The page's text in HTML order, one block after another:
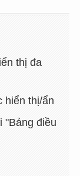
thị đa
hiển thị/ẩn
"Bảng điều